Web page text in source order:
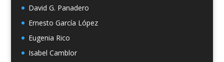
David G. Panadero
Ernesto García López
Eugenia Rico
Isabel Camblor